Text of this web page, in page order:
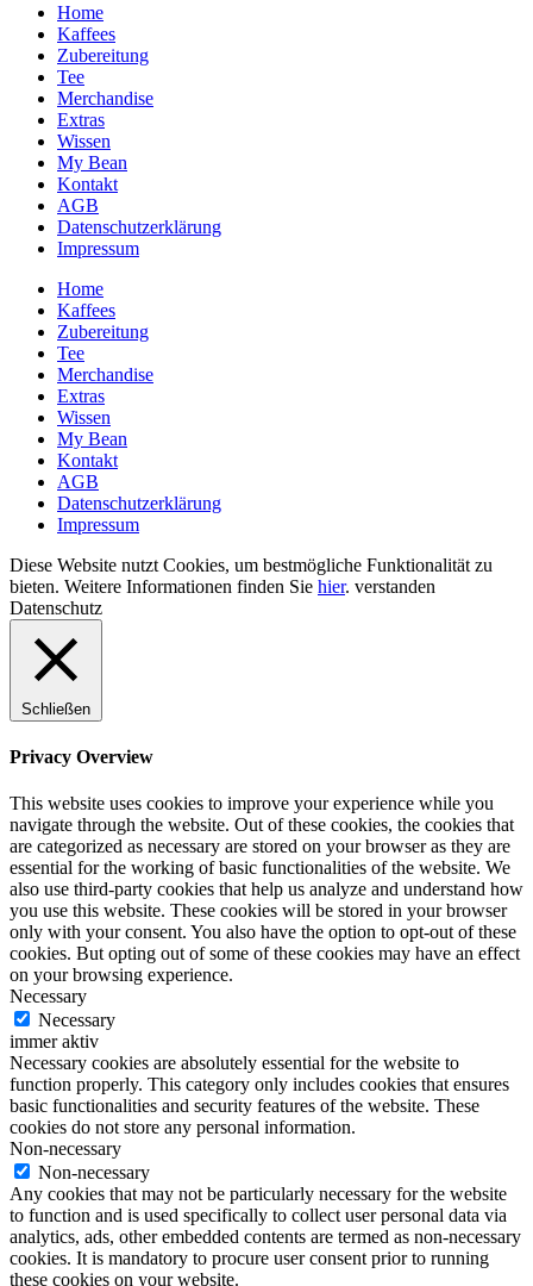
Home
Kaffees
Zubereitung
Tee
Merchandise
Extras
Wissen
My Bean
Kontakt
AGB
Datenschutzerklärung
Impressum
Home
Kaffees
Zubereitung
Tee
Merchandise
Extras
Wissen
My Bean
Kontakt
AGB
Datenschutzerklärung
Impressum
Diese Website nutzt Cookies, um bestmögliche Funktionalität zu
bieten. Weitere Informationen finden Sie hier. verstanden
Datenschutz
Schließen
Privacy Overview
This website uses cookies to improve your experience while you
navigate through the website. Out of these cookies, the cookies that
are categorized as necessary are stored on your browser as they are
essential for the working of basic functionalities of the website. We
also use third-party cookies that help us analyze and understand how
you use this website. These cookies will be stored in your browser
only with your consent. You also have the option to opt-out of these
cookies. But opting out of some of these cookies may have an effect
on your browsing experience.
Necessary
Necessary
immer aktiv
Necessary cookies are absolutely essential for the website to
function properly. This category only includes cookies that ensures
basic functionalities and security features of the website. These
cookies do not store any personal information.
Non-necessary
Non-necessary
Any cookies that may not be particularly necessary for the website
to function and is used specifically to collect user personal data via
analytics, ads, other embedded contents are termed as non-necessary
cookies. It is mandatory to procure user consent prior to running
these cookies on your website.